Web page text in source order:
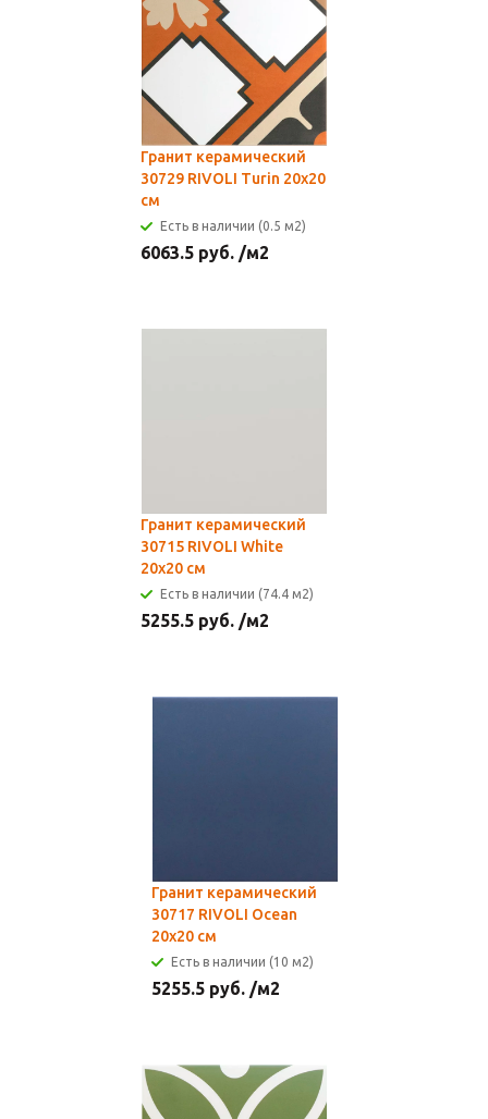
Гранит керамический
30729 RIVOLI Turin 20x20
см
Есть в наличии (0.5 м2)
6063.5 руб. /м2
Гранит керамический
30715 RIVOLI White
20x20 см
Есть в наличии (74.4 м2)
5255.5 руб. /м2
Гранит керамический
30717 RIVOLI Ocean
20x20 см
Есть в наличии (10 м2)
5255.5 руб. /м2